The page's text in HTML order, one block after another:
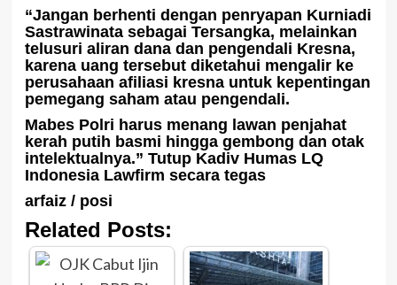
“Jangan berhenti dengan penryapan Kurniadi
Sastrawinata sebagai Tersangka, melainkan
telusuri aliran dana dan pengendali Kresna,
karena uang tersebut diketahui mengalir ke
perusahaan afiliasi kresna untuk kepentingan
pemegang saham atau pengendali.
Mabes Polri harus menang lawan penjahat
kerah putih basmi hingga gembong dan otak
intelektualnya.” Tutup Kadiv Humas LQ
Indonesia Lawfirm secara tegas
arfaiz / posi
Related Posts: